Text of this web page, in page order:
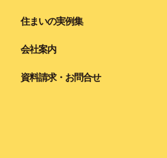
住まいの実例集
会社案内
資料請求・お問合せ